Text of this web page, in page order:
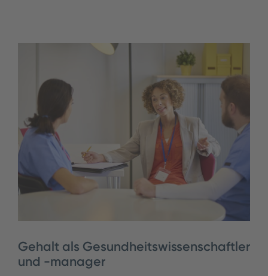
Gehalt als Gesundheitswissenschaftler
und -manager